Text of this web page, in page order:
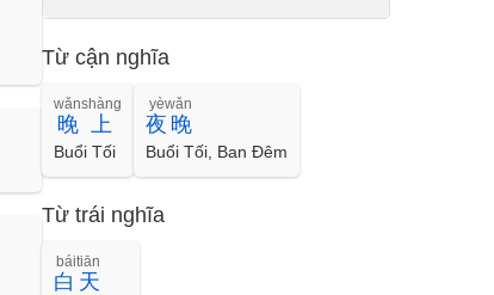
Từ cận nghĩa
晚上
wǎnshàng
Buổi Tối
夜晚
yèwǎn
Buổi Tối, Ban Đêm
Từ trái nghĩa
白天
báitiān